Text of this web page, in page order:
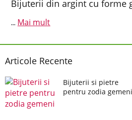
Bijuterii din argint cu forme
... Mai mult
Articole Recente
Bijuterii si pietre
pentru zodia gemeni